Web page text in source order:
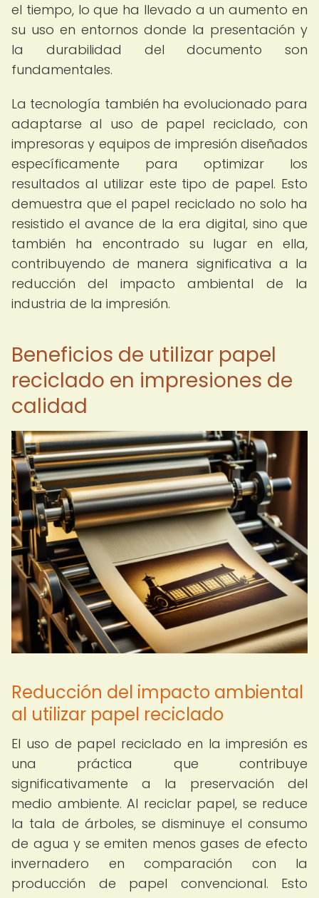
el tiempo, lo que ha llevado a un aumento en
su uso en entornos donde la presentación y
la durabilidad del documento son
fundamentales.
La tecnología también ha evolucionado para
adaptarse al uso de papel reciclado, con
impresoras y equipos de impresión diseñados
específicamente para optimizar los
resultados al utilizar este tipo de papel. Esto
demuestra que el papel reciclado no solo ha
resistido el avance de la era digital, sino que
también ha encontrado su lugar en ella,
contribuyendo de manera significativa a la
reducción del impacto ambiental de la
industria de la impresión.
Beneficios de utilizar papel
reciclado en impresiones de
calidad
Reducción del impacto ambiental
al utilizar papel reciclado
El uso de papel reciclado en la impresión es
una práctica que contribuye
significativamente a la preservación del
medio ambiente. Al reciclar papel, se reduce
la tala de árboles, se disminuye el consumo
de agua y se emiten menos gases de efecto
invernadero en comparación con la
producción de papel convencional. Esto